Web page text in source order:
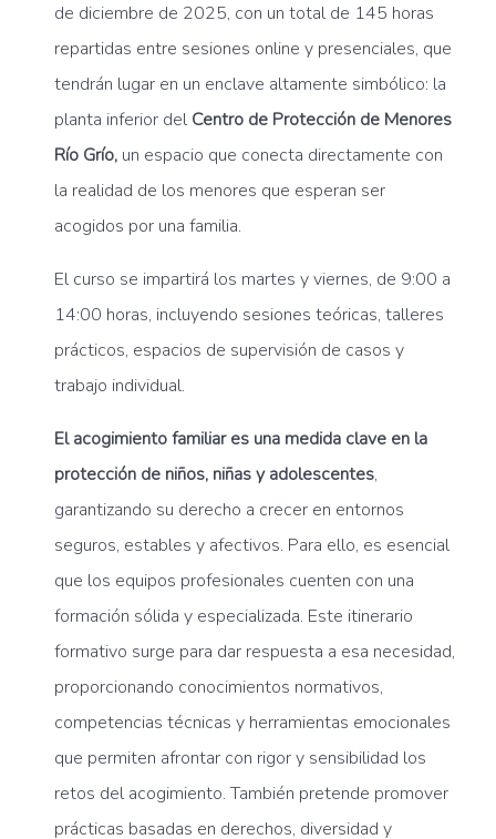
de diciembre de 2025, con un total de 145 horas
repartidas entre sesiones online y presenciales, que
tendrán lugar en un enclave altamente simbólico: la
planta inferior del Centro de Protección de Menores
Río Grío, un espacio que conecta directamente con
la realidad de los menores que esperan ser
acogidos por una familia.
El curso se impartirá los martes y viernes, de 9:00 a
14:00 horas, incluyendo sesiones teóricas, talleres
prácticos, espacios de supervisión de casos y
trabajo individual.
El acogimiento familiar es una medida clave en la
protección de niños, niñas y adolescentes,
garantizando su derecho a crecer en entornos
seguros, estables y afectivos. Para ello, es esencial
que los equipos profesionales cuenten con una
formación sólida y especializada. Este itinerario
formativo surge para dar respuesta a esa necesidad,
proporcionando conocimientos normativos,
competencias técnicas y herramientas emocionales
que permiten afrontar con rigor y sensibilidad los
retos del acogimiento. También pretende promover
prácticas basadas en derechos, diversidad y